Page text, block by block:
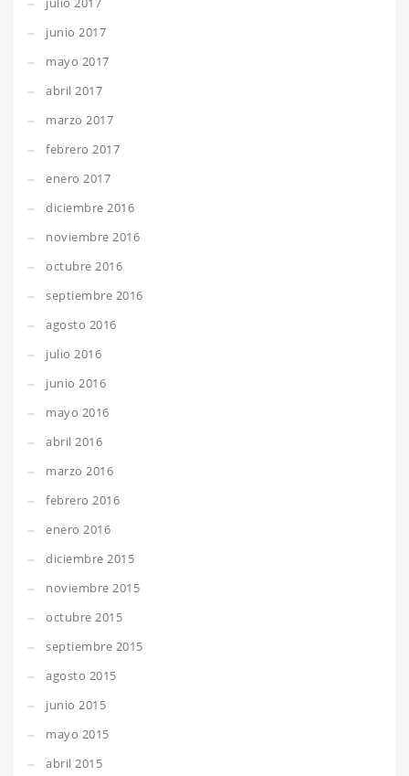
junio 2017
mayo 2017
abril 2017
marzo 2017
febrero 2017
enero 2017
diciembre 2016
noviembre 2016
octubre 2016
septiembre 2016
agosto 2016
julio 2016
junio 2016
mayo 2016
abril 2016
marzo 2016
febrero 2016
enero 2016
diciembre 2015
noviembre 2015
octubre 2015
septiembre 2015
agosto 2015
junio 2015
mayo 2015
abril 2015